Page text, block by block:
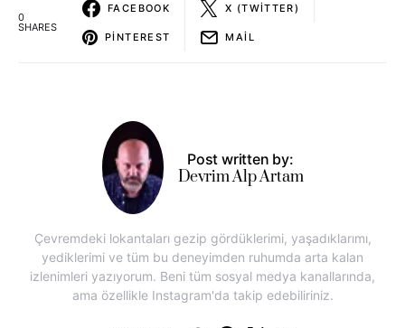
0
SHARES
FACEBOOK X (TWITTER)
PINTEREST MAIL
Post written by:
Devrim Alp Artam
Çevremdeki lokantaları gezip gördüklerimi, yaşadıklarımı,
yediklerimi ve tüm bu deneyimden ruhumda arta kalan
izlenimleri yazıyorum. Beni tüm sosyal medya kanallarında,
ama özellikle Instagram'da takip edebiliriniz.